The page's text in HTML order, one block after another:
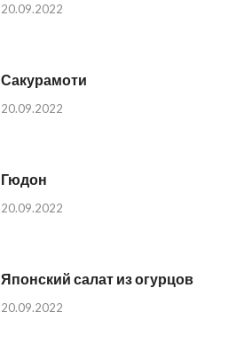
20.09.2022
Сакурамоти
20.09.2022
Гюдон
20.09.2022
Японский салат из огурцов
20.09.2022